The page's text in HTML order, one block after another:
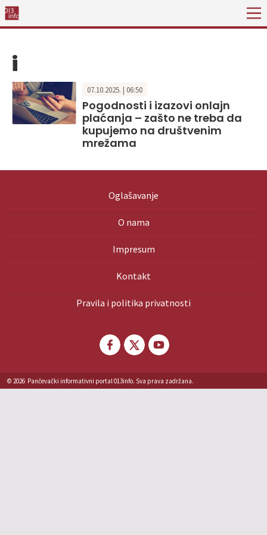
i
07.10.2025. | 06:50
Pogodnosti i izazovi onlajn
plaćanja – zašto ne treba da
kupujemo na društvenim
mrežama
Oglašavanje
O nama
Impresum
Kontakt
Pravila i politika privatnosti
© 2026 Pančevački informativni portal 013info. Sva prava zadržana.